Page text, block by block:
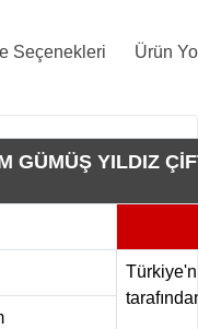
Seçenekleri Ürün
GÜMÜŞ YILDIZ